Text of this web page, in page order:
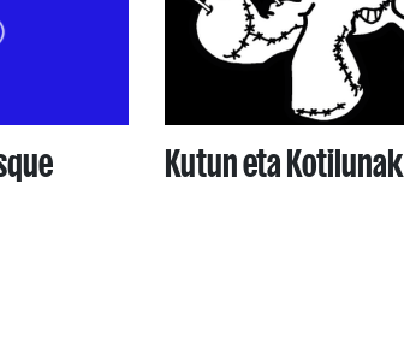
Kutun eta Kotilunak